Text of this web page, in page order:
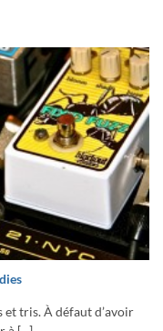
tris. À défaut d’avoir